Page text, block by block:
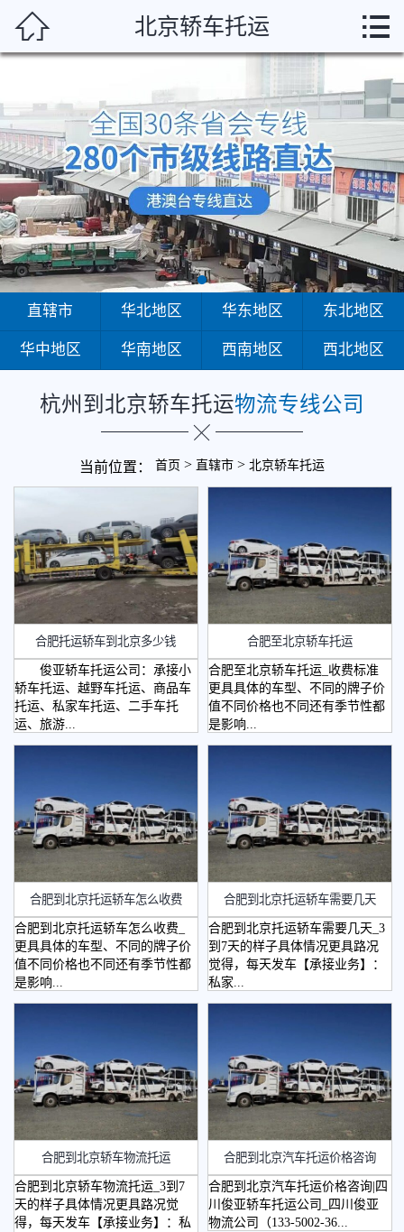
杭 华北地区
华东地区
东北地区
华中地区
华南地区
西南地区
西北地区
 北京轿车托运 
直辖市 华北地区 华东地区 东北地区
华中地区 华南地区 西南地区 西北地区
杭州到北京轿车托运物流专线公司
当前位置： 首页 > 直辖市 > 北京轿车托运
合肥托运轿车到北京多少钱
俊亚轿车托运公司：承接小
轿车托运、越野车托运、商品车
托运、私家车托运、二手车托
运、旅游...
合肥至北京轿车托运
合肥至北京轿车托运_收费标准
更具具体的车型、不同的牌子价
值不同价格也不同还有季节性都
是影响...
合肥到北京托运轿车怎么收费
合肥到北京托运轿车怎么收费_
更具具体的车型、不同的牌子价
值不同价格也不同还有季节性都
是影响...
合肥到北京托运轿车需要几天
合肥到北京托运轿车需要几天_3
到7天的样子具体情况更具路况
觉得，每天发车【承接业务】：
私家...
合肥到北京轿车物流托运
合肥到北京轿车物流托运_3到7
天的样子具体情况更具路况觉
得，每天发车【承接业务】：私
合肥到北京汽车托运价格咨询
合肥到北京汽车托运价格咨询|四
川俊亚轿车托运公司_四川俊亚
物流公司（133-5002-36...